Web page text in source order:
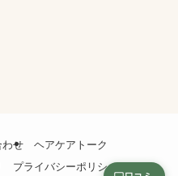
わせ
ヘアケアトーク
プライバシーポリシー